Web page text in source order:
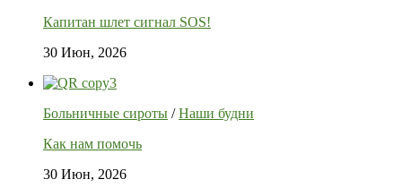
Капитан шлет сигнал SOS!
30 Июн, 2026
Больничные сироты /Наши будни
Как нам помочь
30 Июн, 2026